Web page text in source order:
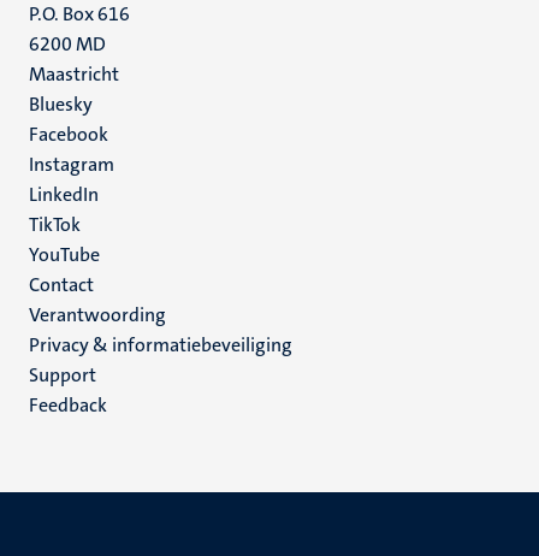
P.O. Box 616
6200 MD
Maastricht
Social
media
Bluesky
Facebook
Instagram
LinkedIn
TikTok
YouTube
Menu
footer
(NL)
Contact
Verantwoording
Privacy & informatiebeveiliging
Support
Feedback